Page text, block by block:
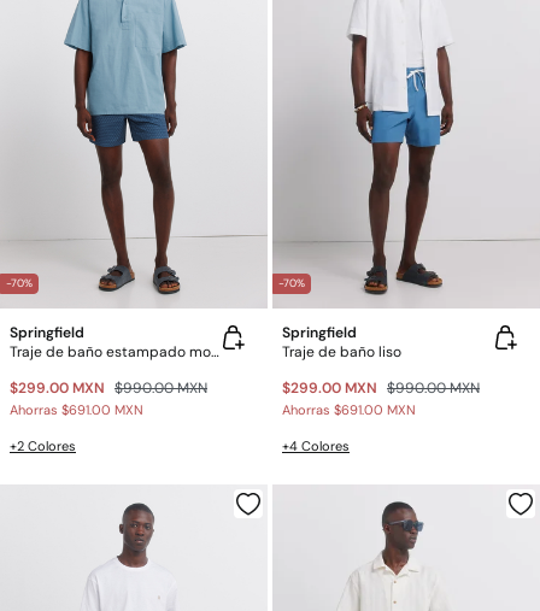
-70%
Springfield
Traje de baño estampado mosaico con bolsillo y cierre
$299.00 MXN $990.00 MXN
Ahorras $691.00 MXN
+2 Colores
-70%
Springfield
Traje de baño liso
$299.00 MXN $990.00 MXN
Ahorras $691.00 MXN
+4 Colores